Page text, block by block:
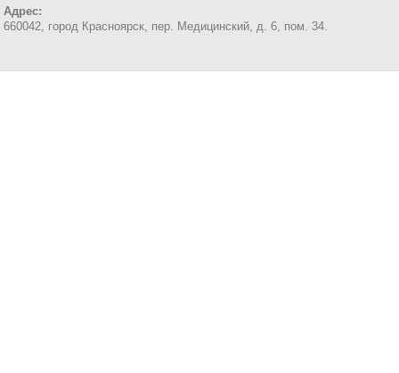
Адрес:
660042, город Красноярск, пер. Медицинский, д. 6, пом. 34.